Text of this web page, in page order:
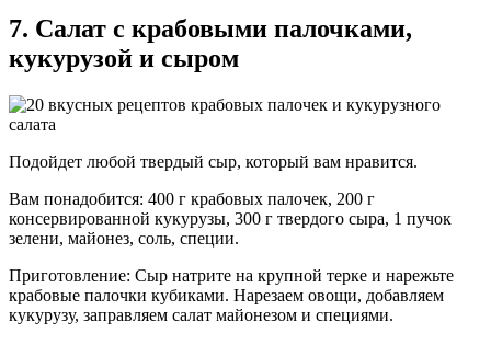
7. Салат с крабовыми палочками,
кукурузой и сыром
Подойдет любой твердый сыр, который вам нравится.
Вам понадобится: 400 г крабовых палочек, 200 г
консервированной кукурузы, 300 г твердого сыра, 1 пучок
зелени, майонез, соль, специи.
Приготовление: Сыр натрите на крупной терке и нарежьте
крабовые палочки кубиками. Нарезаем овощи, добавляем
кукурузу, заправляем салат майонезом и специями.